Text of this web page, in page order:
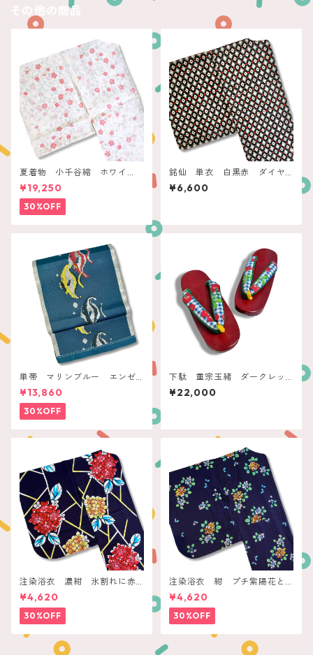
その他の商品
夏着物 小千谷縮 ホワイ
ト コーラル枝花
¥19,250
30%OFF
銘仙 単衣 白黒赤 ダイヤ
クロスドット
¥6,600
単帯 マリンブルー エンゼ
ルフィッシュ
¥13,860
30%OFF
下駄 重宗玉緒 ダークレッ
ド チェリーチェック
¥22,000
注染浴衣 濃紺 氷割れに赤
黄の紫陽花
¥4,620
30%OFF
注染浴衣 紺 プチ紫陽花と
蝶々
¥4,620
30%OFF